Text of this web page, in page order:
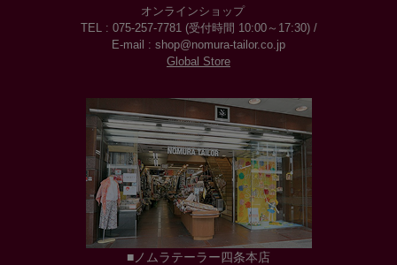
オンラインショップ
TEL : 075-257-7781 (受付時間 10:00～17:30) /
E-mail : shop@nomura-tailor.co.jp
Global Store
■ノムラテーラー四条本店